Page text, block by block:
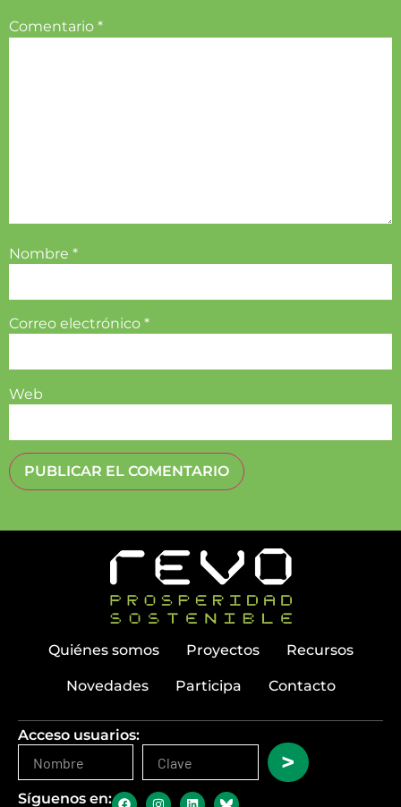
Comentario *
Nombre *
Correo electrónico *
Web
Quiénes somos Proyectos Recursos
Novedades Participa Contacto
Acceso usuarios:
>
Síguenos en: